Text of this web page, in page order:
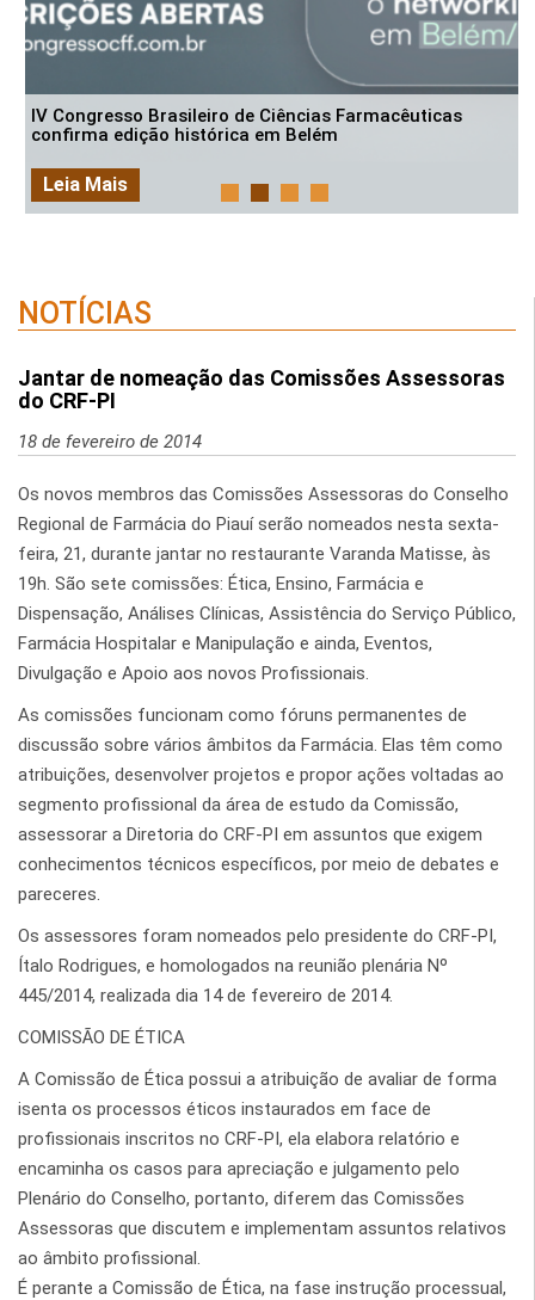
IV Congresso Brasileiro de Ciências Farmacêuticas
confirma edição histórica em Belém
Leia Mais
NOTÍCIAS
Jantar de nomeação das Comissões Assessoras
do CRF-PI
18 de fevereiro de 2014
Os novos membros das Comissões Assessoras do Conselho
Regional de Farmácia do Piauí serão nomeados nesta sexta-
feira, 21, durante jantar no restaurante Varanda Matisse, às
19h. São sete comissões: Ética, Ensino, Farmácia e
Dispensação, Análises Clínicas, Assistência do Serviço Público,
Farmácia Hospitalar e Manipulação e ainda, Eventos,
Divulgação e Apoio aos novos Profissionais.
As comissões funcionam como fóruns permanentes de
discussão sobre vários âmbitos da Farmácia. Elas têm como
atribuições, desenvolver projetos e propor ações voltadas ao
segmento profissional da área de estudo da Comissão,
assessorar a Diretoria do CRF-PI em assuntos que exigem
conhecimentos técnicos específicos, por meio de debates e
pareceres.
Os assessores foram nomeados pelo presidente do CRF-PI,
Ítalo Rodrigues, e homologados na reunião plenária Nº
445/2014, realizada dia 14 de fevereiro de 2014.
COMISSÃO DE ÉTICA
A Comissão de Ética possui a atribuição de avaliar de forma
isenta os processos éticos instaurados em face de
profissionais inscritos no CRF-PI, ela elabora relatório e
encaminha os casos para apreciação e julgamento pelo
Plenário do Conselho, portanto, diferem das Comissões
Assessoras que discutem e implementam assuntos relativos
ao âmbito profissional.
É perante a Comissão de Ética, na fase instrução processual,